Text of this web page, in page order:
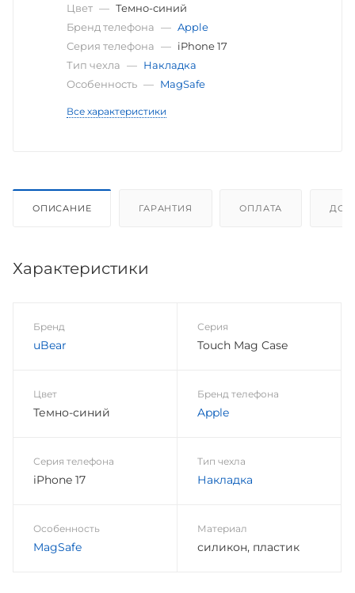
Цвет — Темно-синий
Бренд телефона — Apple
Серия телефона — iPhone 17
Тип чехла — Накладка
Особенность — MagSafe
Все характеристики
ОПИСАНИЕ ГАРАНТИЯ ОПЛАТА
Характеристики
Бренд
uBear
Серия
Touch Mag Case
Цвет
Темно-синий
Бренд телефона
Apple
Серия телефона
iPhone 17
Тип чехла
Накладка
Особенность
MagSafe
Материал
силикон, пластик